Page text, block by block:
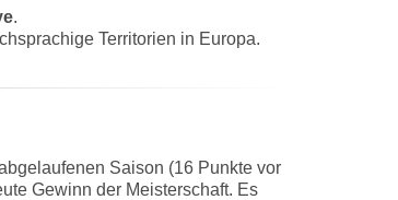
.
Territorien in Europa.
Saison (16 Punkte vor
Gewinn der Meisterschaft. Es